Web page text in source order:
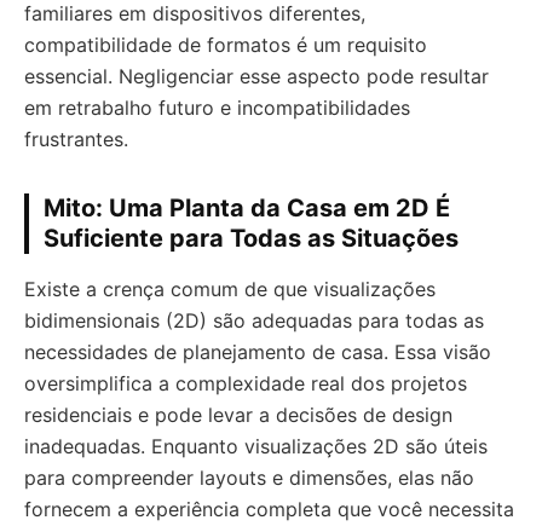
familiares em dispositivos diferentes,
compatibilidade de formatos é um requisito
essencial. Negligenciar esse aspecto pode resultar
em retrabalho futuro e incompatibilidades
frustrantes.
Mito: Uma Planta da Casa em 2D É
Suficiente para Todas as Situações
Existe a crença comum de que visualizações
bidimensionais (2D) são adequadas para todas as
necessidades de planejamento de casa. Essa visão
oversimplifica a complexidade real dos projetos
residenciais e pode levar a decisões de design
inadequadas. Enquanto visualizações 2D são úteis
para compreender layouts e dimensões, elas não
fornecem a experiência completa que você necessita